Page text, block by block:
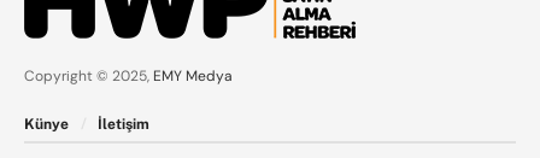
Copyright © 2025, EMY Medya
Künye İletişim